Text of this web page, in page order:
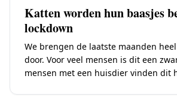
Katten worden hun baasjes
lockdown
We brengen de laatste maanden
door. Voor veel mensen is dit een
mensen met een huisdier vinden dit